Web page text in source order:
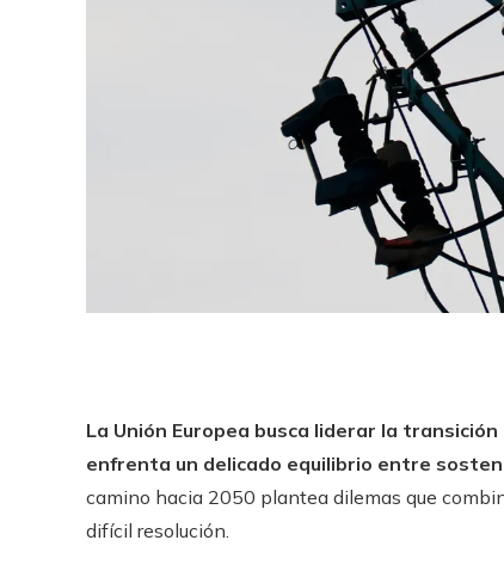
La Unión Europea busca liderar la
enfrenta un delicado equilibrio entre
camino hacia 2050 plantea dilemas que
difícil resolución.